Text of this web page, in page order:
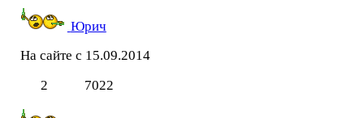
Юрич
На сайте с 15.09.2014
2
7022